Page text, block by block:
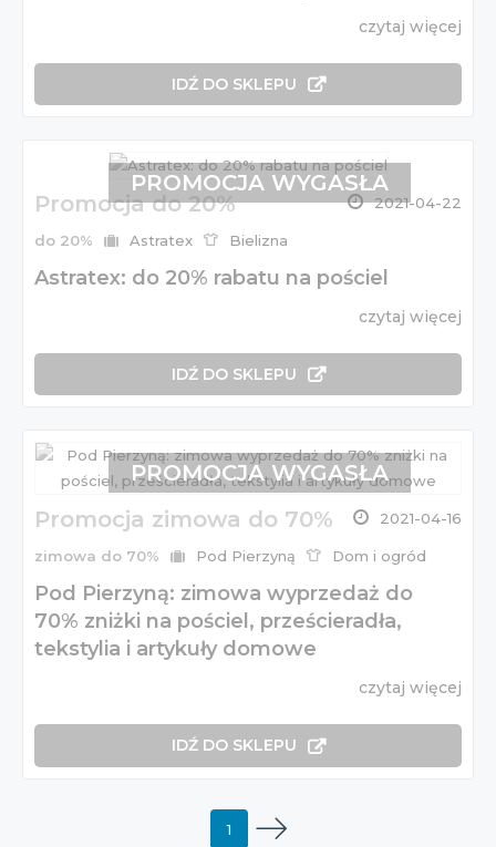
czytaj więcej
IDŹ DO SKLEPU
Promocja do 20% 2021-04-22
do 20% Astratex Bielizna
Astratex: do 20% rabatu na pościel
czytaj więcej
IDŹ DO SKLEPU
PROMOCJA WYGASŁA
Promocja zimowa do 70% 2021-04-16
zimowa do 70% Pod Pierzyną Dom i ogród
Pod Pierzyną: zimowa wyprzedaż do
70% zniżki na pościel, prześcieradła,
tekstylia i artykuły domowe
czytaj więcej
IDŹ DO SKLEPU
PROMOCJA WYGASŁA
1